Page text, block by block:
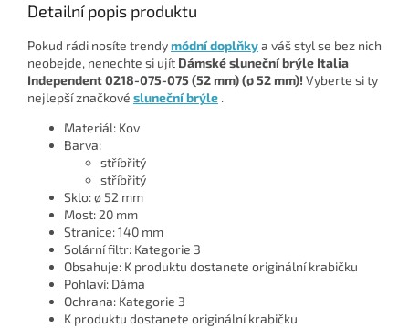
Detailní popis produktu
Pokud rádi nosíte trendymódní doplňkya váš styl se bez nich
neobejde, nenechte si ujít Dámské sluneční brýle Italia
Independent 0218-075-075 (52 mm) (ø 52 mm)!Vyberte si ty
nejlepší značkové sluneční brýle .
Materiál: Kov
Barva:
stříbřitý
stříbřitý
Sklo: ø 52 mm
Most: 20 mm
Stranice: 140 mm
Solární filtr: Kategorie 3
Obsahuje: K produktu dostanete originální krabičku
Pohlaví: Dáma
Ochrana: Kategorie 3
K produktu dostanete originální krabičku